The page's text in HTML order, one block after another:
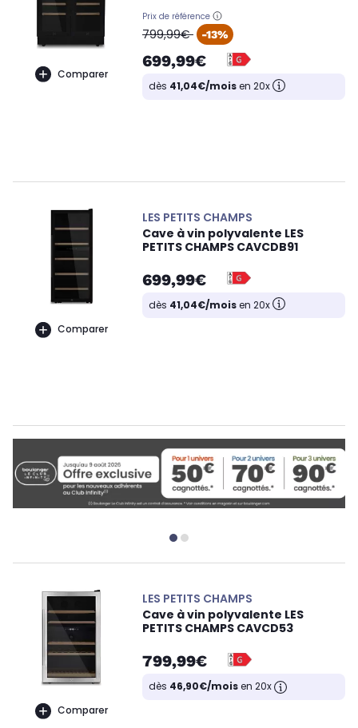
Comparer
Prix de référence
oldPrice
799,99€ -13%
699,99€
dès 41,04€/moisen 20x
Comparer
LES PETITS CHAMPS
Cave à vin polyvalente LES
PETITS CHAMPS CAVCDB91
699,99€
dès 41,04€/moisen 20x
Comparer
LES PETITS CHAMPS
Cave à vin polyvalente LES
PETITS CHAMPS CAVCD53
799,99€
dès 46,90€/moisen 20x